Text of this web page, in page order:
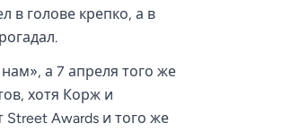
в голове крепко, а в
а 7 апреля того же
хотя Корж и
Awards и того же